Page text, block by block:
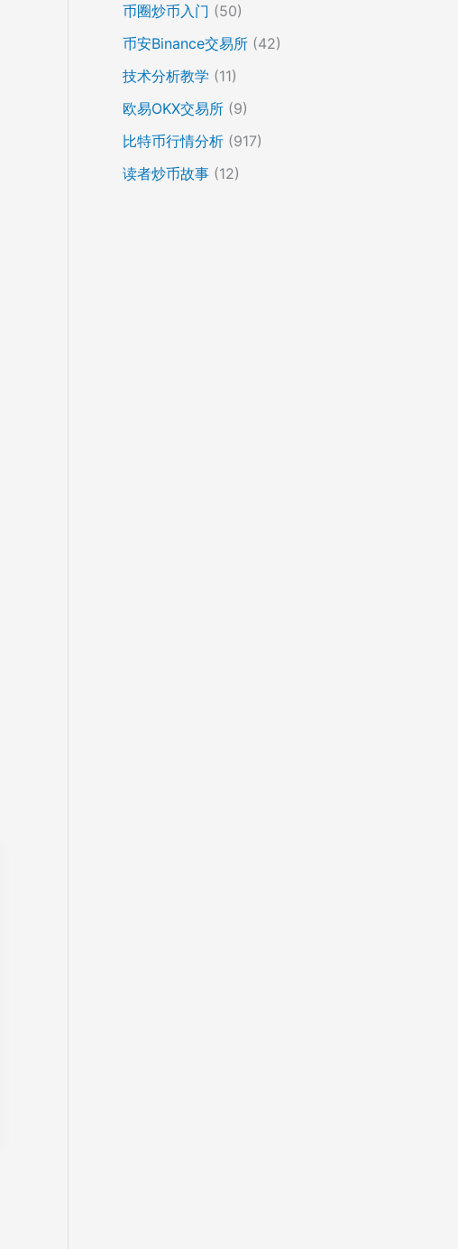
币圈炒币入门 (50)
币安Binance交易所 (42)
技术分析教学 (11)
欧易OKX交易所 (9)
比特币行情分析 (917)
读者炒币故事 (12)